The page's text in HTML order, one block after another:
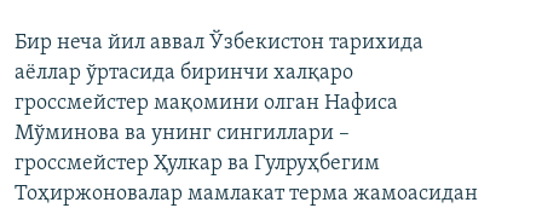
Бир неча йил аввал Ўзбекистон тарихида
аёллар ўртасида биринчи халқаро
гроссмейстер мақомини олган Нафиса
Мўминова ва унинг сингиллари –
гроссмейстер Ҳулкар ва Гулруҳбегим
Тоҳиржоновалар мамлакат терма жамоасидан